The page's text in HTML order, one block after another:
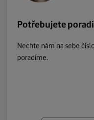
Potřebujete
Nechte nám na sebe
poradíme.